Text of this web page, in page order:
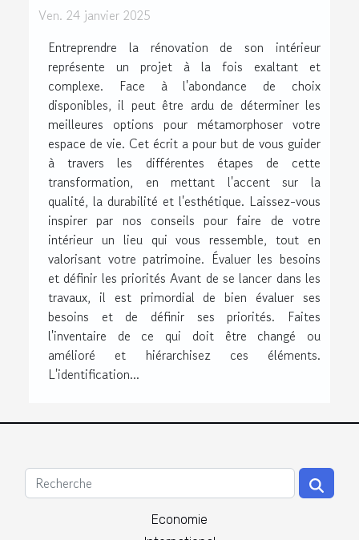
Ven. 24 janvier 2025
Entreprendre la rénovation de son intérieur
représente un projet à la fois exaltant et
complexe. Face à l'abondance de choix
disponibles, il peut être ardu de déterminer les
meilleures options pour métamorphoser votre
espace de vie. Cet écrit a pour but de vous guider
à travers les différentes étapes de cette
transformation, en mettant l'accent sur la
qualité, la durabilité et l'esthétique. Laissez-vous
inspirer par nos conseils pour faire de votre
intérieur un lieu qui vous ressemble, tout en
valorisant votre patrimoine. Évaluer les besoins
et définir les priorités Avant de se lancer dans les
travaux, il est primordial de bien évaluer ses
besoins et de définir ses priorités. Faites
l'inventaire de ce qui doit être changé ou
amélioré et hiérarchisez ces éléments.
L'identification...
Economie